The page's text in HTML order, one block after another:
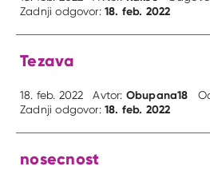
Zadnji odgovor:18. feb. 2022
Tezava
18. feb. 2022 Avtor: Obupana18
Zadnji odgovor:18. feb. 2022
nosecnost